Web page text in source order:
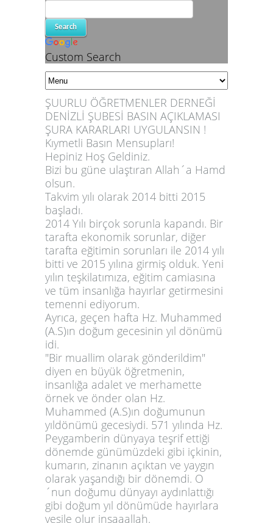
Custom Search
ŞUURLU ÖĞRETMENLER DERNEĞİ
DENİZLİ ŞUBESİ BASIN AÇIKLAMASI
ŞURA KARARLARI UYGULANSIN !
Kıymetli Basın Mensupları!
Hepiniz Hoş Geldiniz.
Bizi bu güne ulaştıran Allah´a Hamd
olsun.
Takvim yılı olarak 2014 bitti 2015
başladı.
2014 Yılı birçok sorunla kapandı. Bir
tarafta ekonomik sorunlar, diğer
tarafta eğitimin sorunları ile 2014 yılı
bitti ve 2015 yılına girmiş olduk. Yeni
yılın teşkilatımıza, eğitim camiasına
ve tüm insanlığa hayırlar getirmesini
temenni ediyorum.
Ayrıca, geçen hafta Hz. Muhammed
(A.S)ın doğum gecesinin yıl dönümü
idi.
"Bir muallim olarak gönderildim"
diyen en büyük öğretmenin,
insanlığa adalet ve merhamette
örnek ve önder olan Hz.
Muhammed (A.S)ın doğumunun
yıldönümü gecesiydi. 571 yılında Hz.
Peygamberin dünyaya teşrif ettiği
dönemde günümüzdeki gibi içkinin,
kumarın, zinanın açıktan ve yaygın
olarak yaşandığı bir dönemdi. O
´nun doğumu dünyayı aydınlattığı
gibi doğum yıl dönümüde hayırlara
vesile olur inşaaallah.